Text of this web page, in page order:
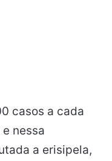
casos a cada
nessa
a erisipela,